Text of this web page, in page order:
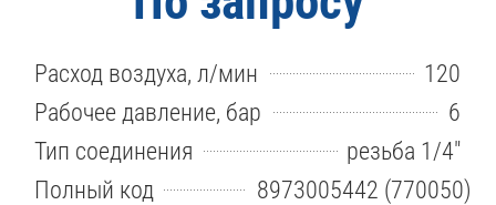
Расход воздуха, л/мин
120
Рабочее давление, бар
6
Тип соединения
резьба 1/4"
Полный код
8973005442 (770050)